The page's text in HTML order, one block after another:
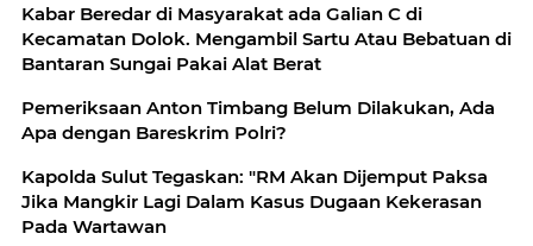
Kabar Beredar di Masyarakat ada Galian C di
Kecamatan Dolok. Mengambil Sartu Atau Bebatuan di
Bantaran Sungai Pakai Alat Berat
Pemeriksaan Anton Timbang Belum Dilakukan, Ada
Apa dengan Bareskrim Polri?
Kapolda Sulut Tegaskan: "RM Akan Dijemput Paksa
Jika Mangkir Lagi Dalam Kasus Dugaan Kekerasan
Pada Wartawan